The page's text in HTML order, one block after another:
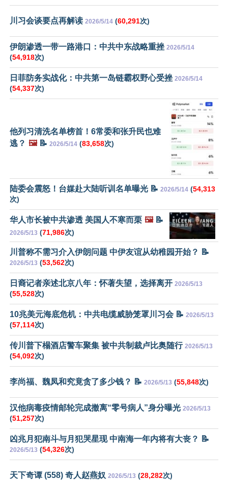
川习会谈要点再解读 2026/5/14 (60,291次)
伊朗渗透一带一路港口：中共中东战略重挫 2026/5/14
(54,918次)
日菲防务实战化：中共第一岛链霸权野心受挫 2026/5/14
(54,337次)
他列习清洗名单榜首！6常委和张升民也难
逃？ 🖼️📝 2026/5/14 (83,658次)
陆委会震怒！台媒赴大陆听训名单曝光 📝 2026/5/14 (54,313
次)
华人市长被中共渗透 美国人不寒而栗 🖼️📝
2026/5/13 (71,986次)
川普称不需习介入伊朗问题 中伊友谊从幼稚园开始？ 📝
2026/5/13 (53,562次)
日裔记者亲述北京八年：怀著失望，选择离开 2026/5/13
(55,528次)
10兆美元海底危机：中共电缆威胁笼罩川习会 📝 2026/5/13
(57,114次)
传川普下榻酒店警车聚集 被中共制裁卢比奥随行 2026/5/13
(54,092次)
李尚福、魏凤和究竟贪了多少钱？ 📝 2026/5/13 (55,848次)
汉他病毒疫情邮轮完成撤离“零号病人”身分曝光 2026/5/13
(51,257次)
凶兆月犯南斗与月犯哭星现 中南海一年内将有大丧？ 📝
2026/5/13 (54,326次)
天下奇谭 (558) 奇人赵燕奴 2026/5/13 (28,282次)